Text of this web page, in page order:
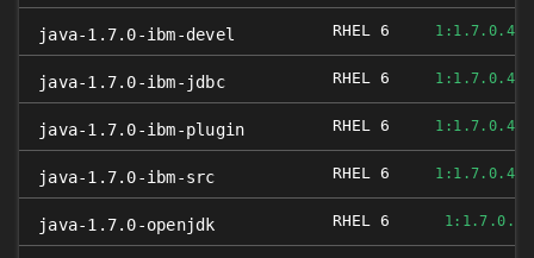
java-1.7.0-ibm-devel RHEL 6 1:1.7.0.4.0-
java-1.7.0-ibm-jdbc RHEL 6 1:1.7.0.4.0-
java-1.7.0-ibm-plugin RHEL 6 1:1.7.0.4.0-
java-1.7.0-ibm-src RHEL 6 1:1.7.0.4.0-
java-1.7.0-openjdk RHEL 6 1:1.7.0.9-